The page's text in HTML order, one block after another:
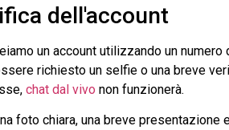
dell'account
un account utilizzando un
richiesto un selfie o una breve
chat dal vivo non funzionerà.
foto chiara, una breve presentazione